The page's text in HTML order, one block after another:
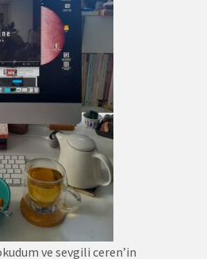
ve sevgili ceren’in